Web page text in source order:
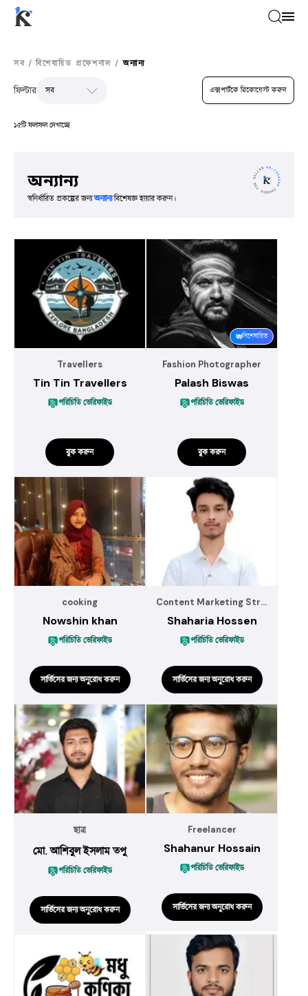
সব / বিশেষায়িত প্রফেশনাল / অন্যান্য
ফিল্টার এক্সপার্টকে রিকোয়েস্ট করুন
১৫টি ফলাফল দেখাচ্ছে
অন্যান্য
স্বনির্ধারিত প্রকল্পের জন্যঅন্যান্যবিশেষজ্ঞ হায়ার করুন।
Travellers
Tin Tin Travellers
পরিচিতি ভেরিফাইড
বুক করুন
বিশেষায়িত
Fashion Photographer
Palash Biswas
পরিচিতি ভেরিফাইড
বুক করুন
cooking
Nowshin khan
পরিচিতি ভেরিফাইড
সার্ভিসের জন্য অনুরোধ করুন
Content Marketing Strategist
Shaharia Hossen
পরিচিতি ভেরিফাইড
সার্ভিসের জন্য অনুরোধ করুন
ছাত্র
মো. আশিবুল ইসলাম তপু
পরিচিতি ভেরিফাইড
সার্ভিসের জন্য অনুরোধ করুন
Freelancer
Shahanur Hossain
পরিচিতি ভেরিফাইড
সার্ভিসের জন্য অনুরোধ করুন